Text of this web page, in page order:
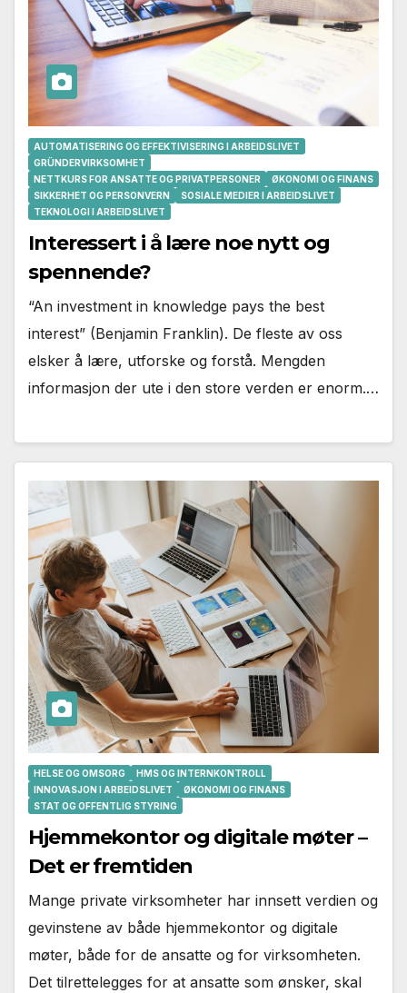
AUTOMATISERING OG EFFEKTIVISERING I ARBEIDSLIVET
GRÜNDERVIRKSOMHET
NETTKURS FOR ANSATTE OG PRIVATPERSONER
ØKONOMI OG FINANS
SIKKERHET OG PERSONVERN
SOSIALE MEDIER I ARBEIDSLIVET
TEKNOLOGI I ARBEIDSLIVET
Interessert i å lære noe nytt og
spennende?
“An investment in knowledge pays the best
interest” (Benjamin Franklin). De fleste av oss
elsker å lære, utforske og forstå. Mengden
informasjon der ute i den store verden er enorm.…
HELSE OG OMSORG
HMS OG INTERNKONTROLL
INNOVASJON I ARBEIDSLIVET
ØKONOMI OG FINANS
STAT OG OFFENTLIG STYRING
Hjemmekontor og digitale møter –
Det er fremtiden
Mange private virksomheter har innsett verdien og
gevinstene av både hjemmekontor og digitale
møter, både for de ansatte og for virksomheten.
Det tilrettelegges for at ansatte som ønsker, skal